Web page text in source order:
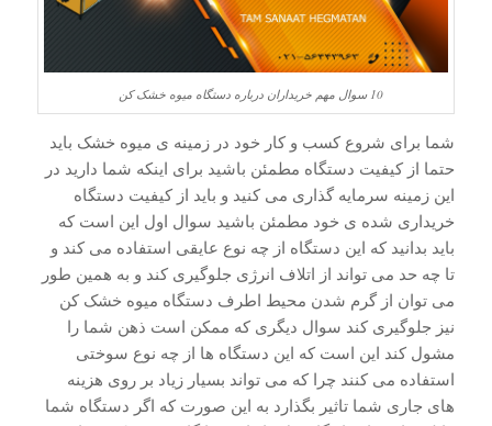
10 سوال مهم خریداران درباره دستگاه میوه خشک کن
شما برای شروع کسب و کار خود در زمینه ی میوه خشک باید
حتما از کیفیت دستگاه مطمئن باشید برای اینکه شما دارید در
این زمینه سرمایه گذاری می کنید و باید از کیفیت دستگاه
خریداری شده ی خود مطمئن باشید سوال اول این است که
باید بدانید که این دستگاه از چه نوع عایقی استفاده می کند و
تا چه حد می تواند از اتلاف انرژی جلوگیری کند و به همین طور
می توان از گرم شدن محیط اطرف دستگاه میوه خشک کن
نیز جلوگیری کند سوال دیگری که ممکن است ذهن شما را
مشول کند این است که این دستگاه ها از چه نوع سوختی
استفاده می کنند چرا که می تواند بسیار زیاد بر روی هزینه
های جاری شما تاثیر بگذارد به این صورت که اگر دستگاه شما